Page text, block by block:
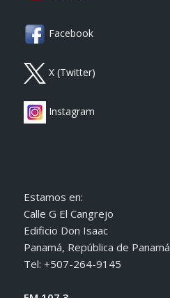
Facebook
X (Twitter)
Instagram
Estamos en:
Calle G El Cangrejo
Edificio Don Isaac
Panamá, República de Panamá
Tel: +507-264-9145